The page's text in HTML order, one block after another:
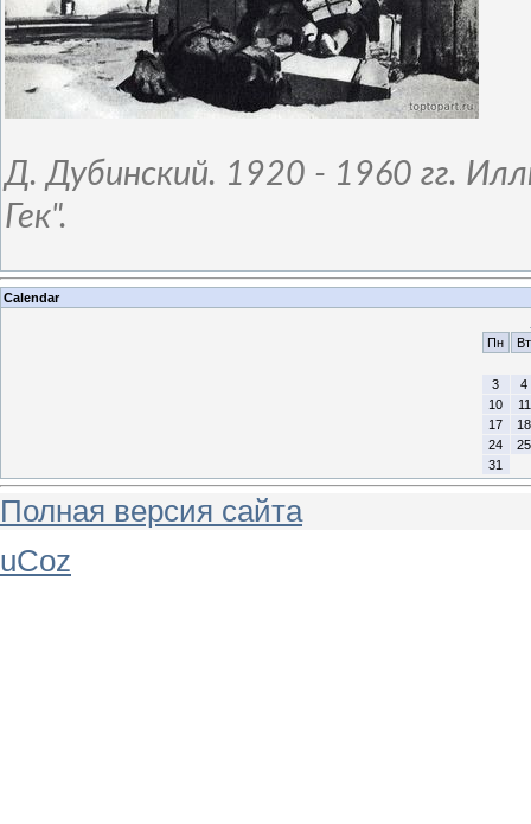
Д. Дубинский. 1920 - 1960 гг.
Гек".
Calendar
Пн
Вт
3
4
10
11
17
18
24
25
31
Полная версия сайта
uCoz